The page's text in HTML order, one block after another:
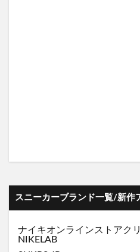
スニーカーブランド一覧/新作
ナイキオンラインストアク
NIKELAB